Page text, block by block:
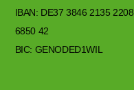
IBAN: DE37 3846 2135 2208
6850 42
BIC: GENODED1WIL